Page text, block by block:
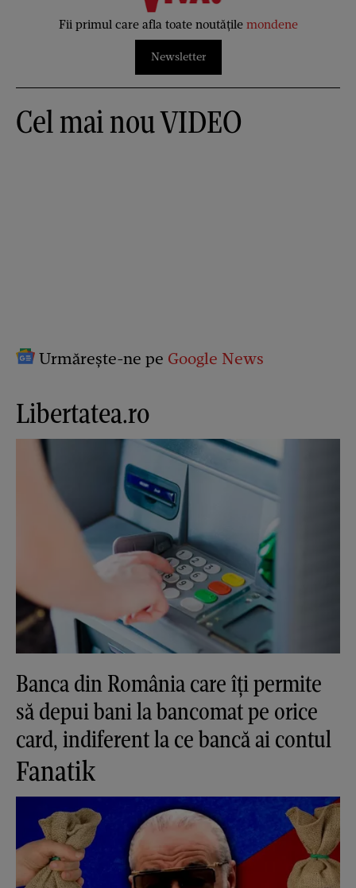
Fii primul care afla toate noutățile mondene
Newsletter
Cel mai nou VIDEO
Urmărește-ne pe Google News
Libertatea.ro
Banca din România care îți permite
să depui bani la bancomat pe orice
card, indiferent la ce bancă ai contul
Fanatik